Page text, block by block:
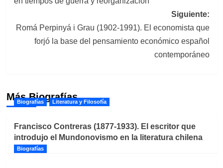
entradas
Siguiente:
Romá Perpinyá i Grau (1902-1991). El economista que
forjó la base del pensamiento económico español
contemporáneo
Más Biografías
Biografías Literatura y Filosofía
Francisco Contreras (1877-1933). El escritor que
introdujo el Mundonovismo en la literatura chilena
Biografías